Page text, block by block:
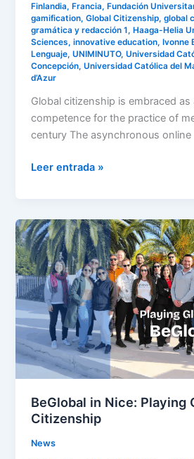
Finlandia, Francia, Fundación
gamification,Global Citizenship,global
gramática y redacción 1, Haaga-Helia
Sciences,innovative education, Ivonne
Lenguaje,UNIMINUTO,Universidad
Concepción,Universidad Católica del
d’Azur
Global citizenship is embraced as
competence for the practice of
century The asynchronous online
Leer entrada »
BeGlobal in Nice: Playing
Citizenship
News
BeGlobal
in
Nice:
Playing
Global
Citizenship